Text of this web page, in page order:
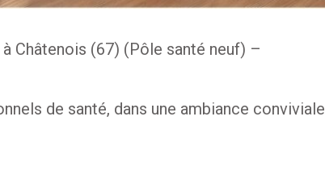
Châtenois (67) (Pôle santé neuf) –
de santé, dans une ambiance conviviale